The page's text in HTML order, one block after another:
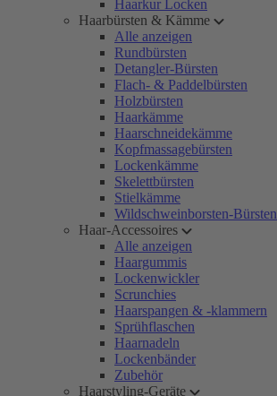
Haarkur Locken
Haarbürsten & Kämme
Alle anzeigen
Rundbürsten
Detangler-Bürsten
Flach- & Paddelbürsten
Holzbürsten
Haarkämme
Haarschneidekämme
Kopfmassagebürsten
Lockenkämme
Skelettbürsten
Stielkämme
Wildschweinborsten-Bürsten
Haar-Accessoires
Alle anzeigen
Haargummis
Lockenwickler
Scrunchies
Haarspangen & -klammern
Sprühflaschen
Haarnadeln
Lockenbänder
Zubehör
Haarstyling-Geräte